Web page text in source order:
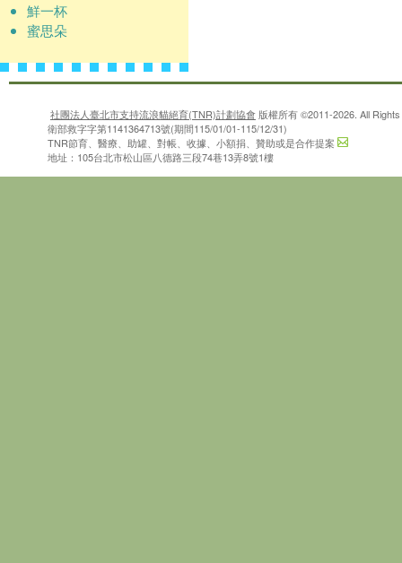
鮮一杯
蜜思朵
社團法人臺北市支持流浪貓絕育(TNR)計劃協會 版權所有 ©2011-2026. All
衛部救字字第1141364713號(期間115/01/01-115/12/31)
TNR節育、醫療、助罐、對帳、收據、小額捐、贊助或是合作提案
地址：105台北市松山區八德路三段74巷13弄8號1樓